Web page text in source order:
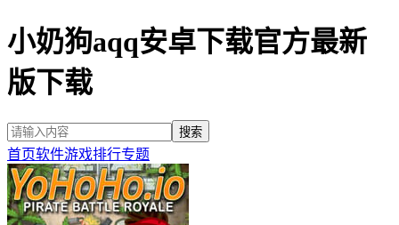
小奶狗aqq安卓下载官方最新
版下载
首页软件游戏排行专题